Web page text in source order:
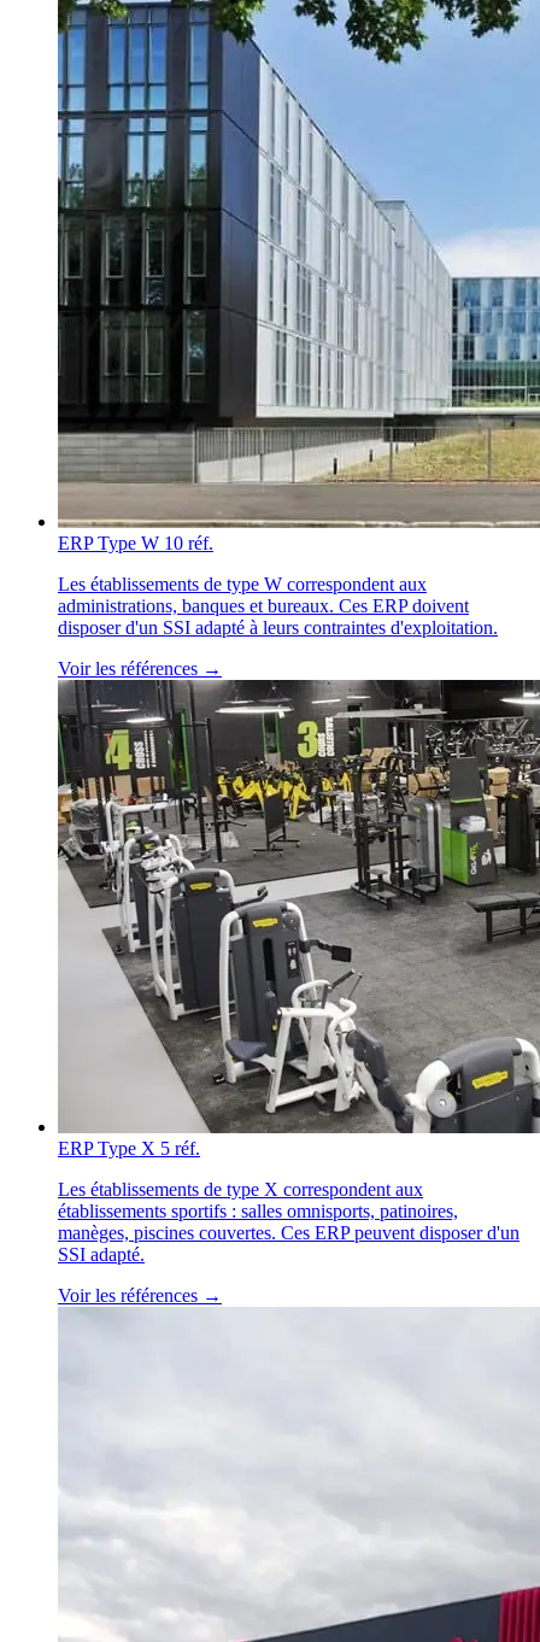
ERP Type W 10 réf.
Les établissements de type W correspondent aux
administrations, banques et bureaux. Ces ERP doivent
disposer d'un SSI adapté à leurs contraintes d'exploitation.
Voir les références →
ERP Type X 5 réf.
Les établissements de type X correspondent aux
établissements sportifs : salles omnisports, patinoires,
manèges, piscines couvertes. Ces ERP peuvent disposer d'un
SSI adapté.
Voir les références →